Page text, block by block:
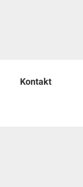
Kontakt